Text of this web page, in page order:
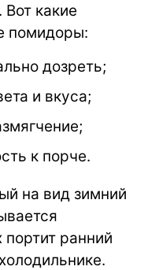
Вот какие
помидоры:
дозреть;
и вкуса;
к порче.
на вид зимний
ранний